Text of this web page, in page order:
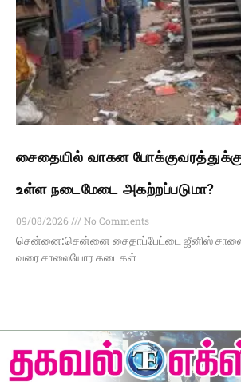
சைதையில் வாகன
உள்ள நடைமேடை அகற்றப்படுமா?
09/08/2026
No Comments
சென்னை:சென்னை சைதாப்பேட்டை ஜீனிஸ் சாலை
வரை சாலையோர கடைகள்